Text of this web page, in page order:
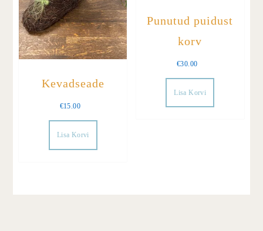
Kevadseade
€15.00
Lisa Korvi
Punutud puidust
korv
€30.00
Lisa Korvi